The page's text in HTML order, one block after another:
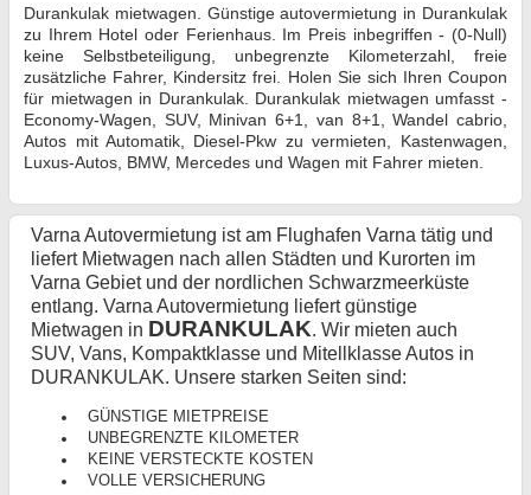
Durankulak mietwagen. Günstige autovermietung in Durankulak
zu Ihrem Hotel oder Ferienhaus. Im Preis inbegriffen - (0-Null)
keine Selbstbeteiligung, unbegrenzte Kilometerzahl, freie
zusätzliche Fahrer, Kindersitz frei. Holen Sie sich Ihren Coupon
für mietwagen in Durankulak. Durankulak mietwagen umfasst -
Economy-Wagen, SUV, Minivan 6+1, van 8+1, Wandel cabrio,
Autos mit Automatik, Diesel-Pkw zu vermieten, Kastenwagen,
Luxus-Autos, BMW, Mercedes und Wagen mit Fahrer mieten.
Varna Autovermietung ist am Flughafen Varna tätig und
liefert Mietwagen nach allen Städten und Kurorten im
Varna Gebiet und der nordlichen Schwarzmeerküste
entlang. Varna Autovermietung liefert günstige
Mietwagen in DURANKULAK. Wir mieten auch
SUV, Vans, Kompaktklasse und Mitellklasse Autos in
DURANKULAK. Unsere starken Seiten sind:
GÜNSTIGE MIETPREISE
UNBEGRENZTE KILOMETER
KEINE VERSTECKTE KOSTEN
VOLLE VERSICHERUNG